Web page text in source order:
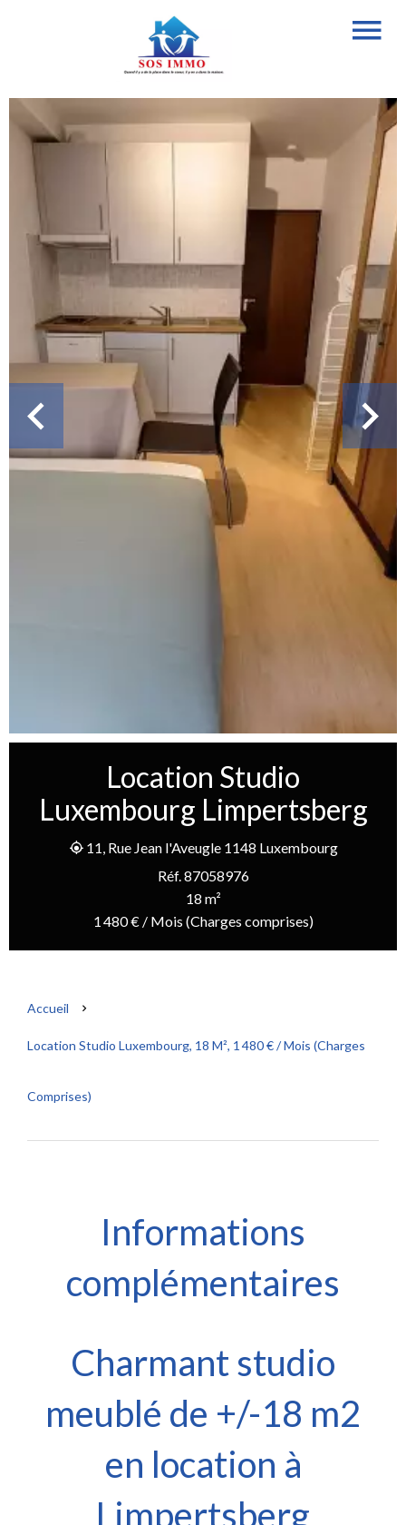
Location Studio
Luxembourg Limpertsberg
11, Rue Jean l'Aveugle 1148 Luxembourg
Réf. 87058976
18 m²
1 480 € / Mois (Charges comprises)
Accueil
Location Studio Luxembourg, 18 M², 1 480 € / Mois (Charges
Comprises)
Informations
complémentaires
Charmant studio
meublé de +/-18 m2
en location à
Limpertsberg